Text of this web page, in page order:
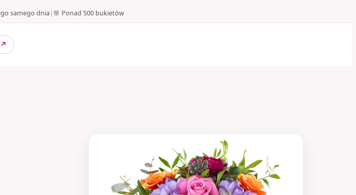
samego dnia |🌸 Ponad 500 bukietów